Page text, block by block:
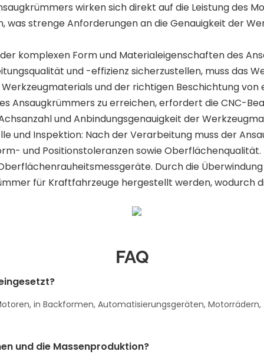
wirken sich direkt auf die Leistung des
strenge Anforderungen an die Genauigkeit der
komplexen Form und Materialeigenschaften des
und -effizienz sicherzustellen, muss das
und der richtigen Beschichtung
Ansaugkrümmers zu erreichen, erfordert die CNC-
und Anbindungsgenauigkeit der
und Inspektion: Nach der Verarbeitung muss der
und Positionstoleranzen sowie
Durch die
für Kraftfahrzeuge hergestellt werden, wodurch
FAQ
in Backformen, Automatisierungsgeräten,
und die Massenproduktion?